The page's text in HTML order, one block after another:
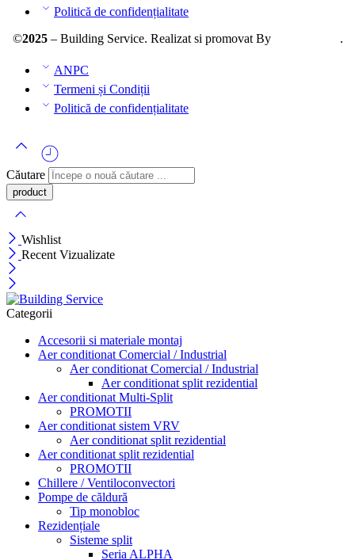
Politică de confidențialitate
©2025– Building Service. Realizat si promovat By .
ANPC
Termeni și Condiții
Politică de confidențialitate
Căutare
Wishlist
Recent Vizualizate
Categorii
Accesorii si materiale montaj
Aer conditionat Comercial / Industrial
Aer conditionat Comercial / Industrial
Aer conditionat split rezidential
Aer conditionat Multi-Split
PROMOTII
Aer conditionat sistem VRV
Aer conditionat split rezidential
Aer conditionat split rezidential
PROMOTII
Chillere / Ventiloconvectori
Pompe de căldură
Tip monobloc
Rezidențiale
Sisteme split
Seria ALPHA